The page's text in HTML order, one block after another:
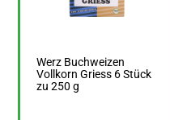
Werz Buchweizen
Vollkorn Griess 6 Stück
zu 250 g